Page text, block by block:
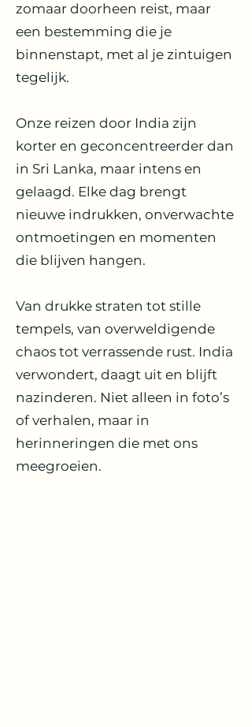
zomaar doorheen reist, maar
een bestemming die je
binnenstapt, met al je zintuigen
tegelijk.
Onze reizen door India zijn
korter en geconcentreerder dan
in Sri Lanka, maar intens en
gelaagd. Elke dag brengt
nieuwe indrukken, onverwachte
ontmoetingen en momenten
die blijven hangen.
Van drukke straten tot stille
tempels, van overweldigende
chaos tot verrassende rust. India
verwondert, daagt uit en blijft
nazinderen. Niet alleen in foto’s
of verhalen, maar in
herinneringen die met ons
meegroeien.